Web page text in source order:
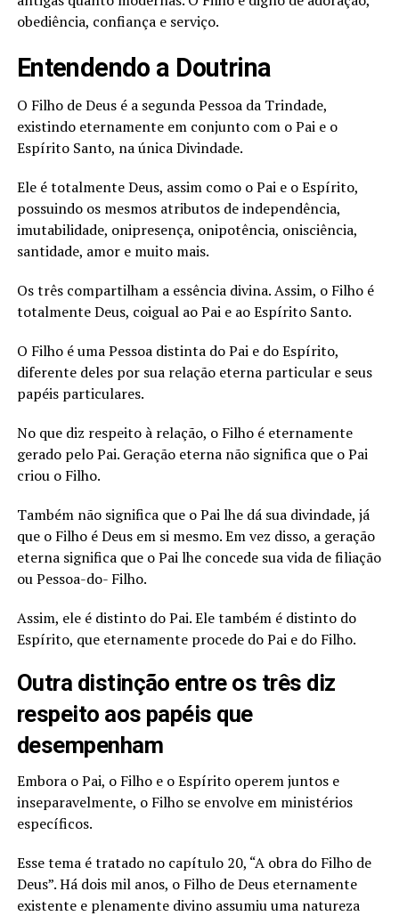
obediência, confiança e serviço.
Entendendo a Doutrina
O Filho de Deus é a segunda Pessoa da Trindade,
existindo eternamente em conjunto com o Pai e o
Espírito Santo, na única Divindade.
Ele é totalmente Deus, assim como o Pai e o Espírito,
possuindo os mesmos atributos de independência,
imutabilidade, onipresença, onipotência, onisciência,
santidade, amor e muito mais.
Os três compartilham a essência divina. Assim, o Filho é
totalmente Deus, coigual ao Pai e ao Espírito Santo.
O Filho é uma Pessoa distinta do Pai e do Espírito,
diferente deles por sua relação eterna particular e seus
papéis particulares.
No que diz respeito à relação, o Filho é eternamente
gerado pelo Pai. Geração eterna não significa que o Pai
criou o Filho.
Também não significa que o Pai lhe dá sua divindade, já
que o Filho é Deus em si mesmo. Em vez disso, a geração
eterna significa que o Pai lhe concede sua vida de filiação
ou Pessoa-do- Filho.
Assim, ele é distinto do Pai. Ele também é distinto do
Espírito, que eternamente procede do Pai e do Filho.
Outra distinção entre os três diz
respeito aos papéis que
desempenham
Embora o Pai, o Filho e o Espírito operem juntos e
inseparavelmente, o Filho se envolve em ministérios
específicos.
Esse tema é tratado no capítulo 20, “A obra do Filho de
Deus”. Há dois mil anos, o Filho de Deus eternamente
existente e plenamente divino assumiu uma natureza